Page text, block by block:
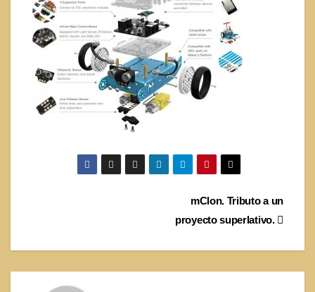
mClon. Tributo a un
proyecto superlativo.